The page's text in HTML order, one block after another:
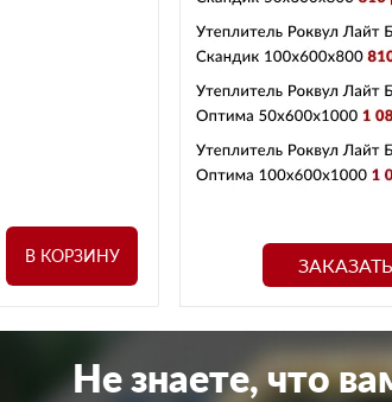
В КОРЗИНУ ЗАКАЗАТЬ
Не знаете, что